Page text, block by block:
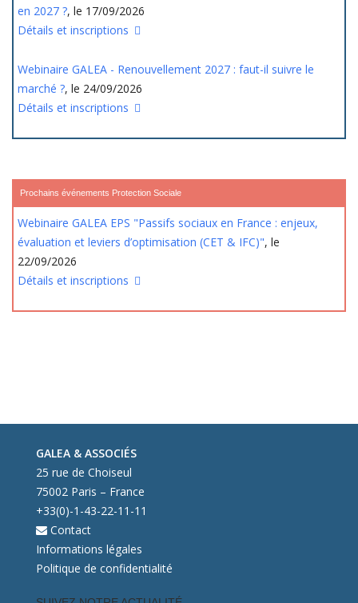
en 2027 ?, le 17/09/2026
Détails et inscriptions
Webinaire GALEA - Renouvellement 2027 : faut-il suivre le
marché ?, le 24/09/2026
Détails et inscriptions
Prochains événements Protection Sociale
Webinaire GALEA EPS "Passifs sociaux en France : enjeux,
évaluation et leviers d’optimisation (CET & IFC)", le
22/09/2026
Détails et inscriptions
GALEA & ASSOCIÉS
25 rue de Choiseul
75002 Paris – France
+33(0)-1-43-22-11-11
Contact
Informations légales
Politique de confidentialité